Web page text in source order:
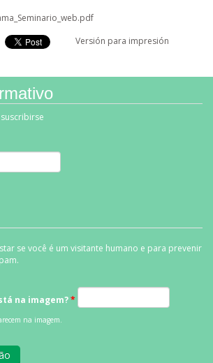
Linkedin Share Button
Versión para impresión
se você é um visitante humano e para prevenir
na imagem?*
na imagem.